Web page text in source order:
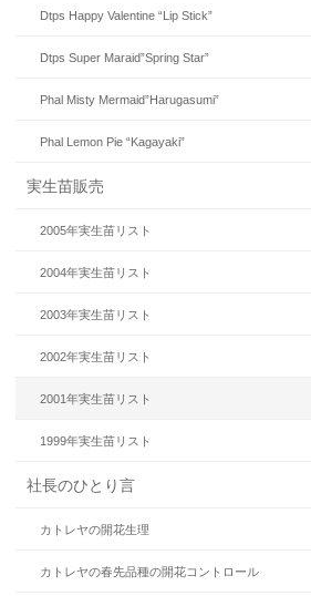
Dtps Happy Valentine “Lip Stick”
Dtps Super Maraid”Spring Star”
Phal Misty Mermaid”Harugasumi”
Phal Lemon Pie “Kagayaki”
実生苗販売
2005年実生苗リスト
2004年実生苗リスト
2003年実生苗リスト
2002年実生苗リスト
2001年実生苗リスト
1999年実生苗リスト
社長のひとり言
カトレヤの開花生理
カトレヤの春先品種の開花コントロール